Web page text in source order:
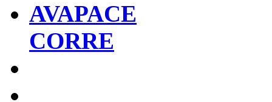
AVAPACE
CORRE